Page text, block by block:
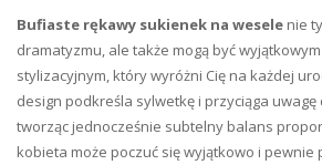
Bufiaste rękawy sukienek na wesele nie
dramatyzmu, ale także mogą być
stylizacyjnym, który wyróżni Cię na każdej
design podkreśla sylwetkę i przyciąga uwagę
tworząc jednocześnie subtelny balans
kobieta może poczuć się wyjątkowo i pewnie